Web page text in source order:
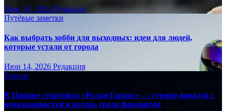
Июн 30, 2026 Редакция
Путёвые заметки
Как выбрать хобби для выходных: идеи для людей,
которые устали от города
Июн 14, 2026 Редакция
Теннис
В Париже стартовал «Ролан Гаррос» — турнир начался с
неожиданностей и потерь среди фаворитов